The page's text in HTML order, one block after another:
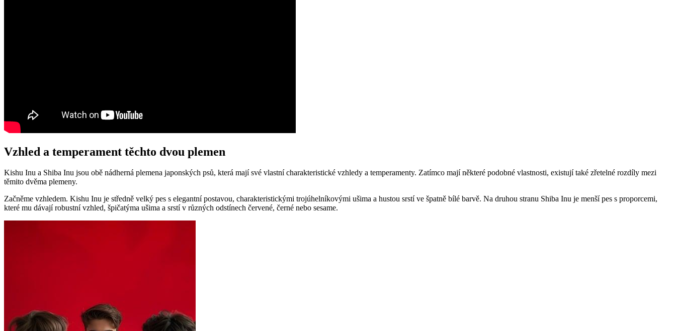
Vzhled a temperament těchto dvou plemen
Kishu Inu a Shiba Inu jsou obě nádherná plemena japonských psů, která mají své vlastní charakteristické vzhledy a temperamenty. Zatímco mají některé podobné vlastnosti, existují také zřetelné rozdíly mezi
těmito dvěma plemeny.
Začněme vzhledem. Kishu Inu je středně velký pes s elegantní postavou, charakteristickými trojúhelníkovými ušima a hustou srstí ve špatně bílé barvě. Na druhou stranu Shiba Inu je menší pes s proporcemi,
které mu dávají robustní vzhled, špičatýma ušima a srstí v různých odstínech červené, černé nebo sesame.